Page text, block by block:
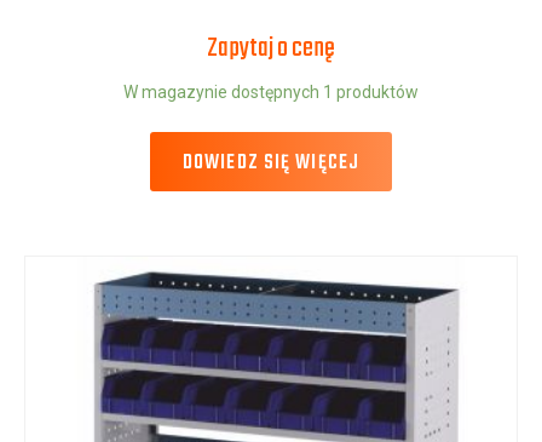
Zapytaj o cenę
W magazynie dostępnych 1 produktów
DOWIEDZ SIĘ WIĘCEJ